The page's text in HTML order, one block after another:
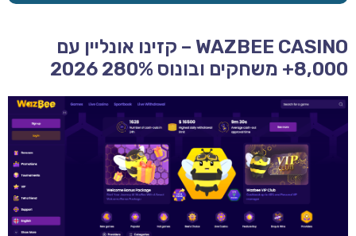
WAZBEE CASINO – קזינו אונליין עם
8,000+ משחקים ובונוס 280% 2026